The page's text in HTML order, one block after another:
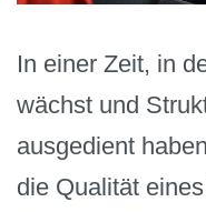
In einer Zeit, in
wächst und
ausgedient
die Qualität